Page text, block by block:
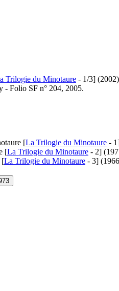
Trilogie du Minotaure - 1/3] (2002)
- Folio SF n° 204, 2005.
[La Trilogie du Minotaure -
[La Trilogie du Minotaure - 2]
[La Trilogie du Minotaure - 3]